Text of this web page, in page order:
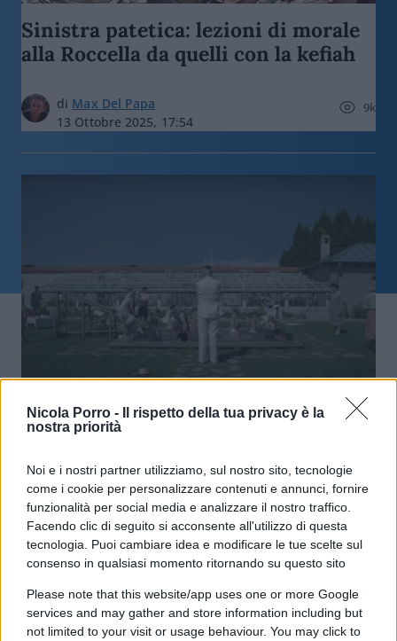
Nicola Porro -
Il rispetto della tua privacy è la
nostra priorità
Noi e i nostri partner utilizziamo, sul nostro sito, tecnologie
come i cookie per personalizzare contenuti e annunci, fornire
funzionalità per social media e analizzare il nostro traffico.
Facendo clic di seguito si acconsente all'utilizzo di questa
tecnologia. Puoi cambiare idea e modificare le tue scelte sul
consenso in qualsiasi momento ritornando su questo sito
Please note that this website/app uses one or more Google
services and may gather and store information including but
not limited to your visit or usage behaviour. You may click to
Sinistra patetica: lezioni di morale
alla Roccella da quelli con la kefiah
di Max Del Papa
13 Ottobre 2025, 17:54
9k
“La zona d’interesse”: l’Olocausto
come non lo avete mai visto
diDavide Cavaliere
10 Marzo 2024, 6:01
5.9k